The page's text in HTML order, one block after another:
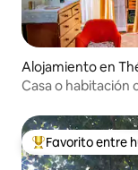
Alojamiento en
Casa o habitación
Favorito entre
Favorito entre